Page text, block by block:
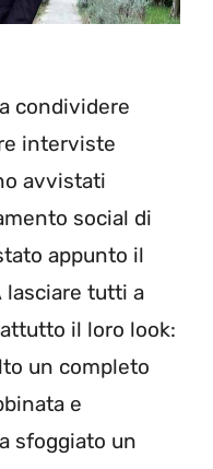
condividere
interviste
avvistati
social di
appunto il
lasciare tutti a
il loro look:
un completo
e
sfoggiato un